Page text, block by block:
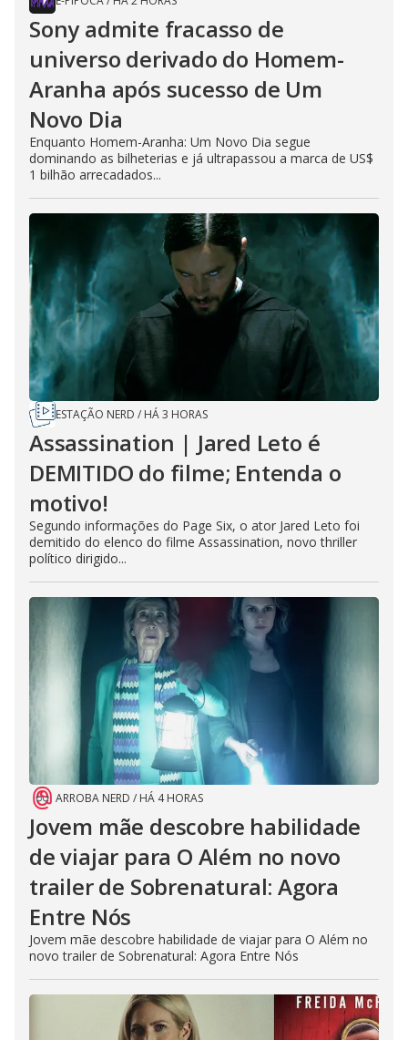
Sony admite fracasso de
universo derivado do Homem-
Aranha após sucesso de Um
Novo Dia
Enquanto Homem-Aranha: Um Novo Dia segue
dominando as bilheterias e já ultrapassou a marca de US$
1 bilhão arrecadados...
ESTAÇÃO NERD / HÁ 3 HORAS
Assassination | Jared Leto é
DEMITIDO do filme; Entenda o
motivo!
Segundo informações do Page Six, o ator Jared Leto foi
demitido do elenco do filme Assassination, novo thriller
político dirigido...
ARROBA NERD / HÁ 4 HORAS
Jovem mãe descobre habilidade
de viajar para O Além no novo
trailer de Sobrenatural: Agora
Entre Nós
Jovem mãe descobre habilidade de viajar para O Além no
novo trailer de Sobrenatural: Agora Entre Nós